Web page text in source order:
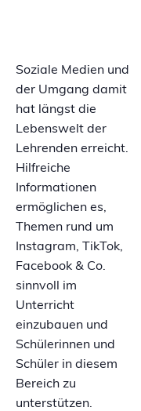
Soziale Medien und
der Umgang damit
hat längst die
Lebenswelt der
Lehrenden erreicht.
Hilfreiche
Informationen
ermöglichen es,
Themen rund um
Instagram, TikTok,
Facebook & Co.
sinnvoll im
Unterricht
einzubauen und
Schülerinnen und
Schüler in diesem
Bereich zu
unterstützen.